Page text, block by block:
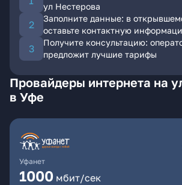
ул Нестерова
Заполните данные: в
оставьте контактную
Получите консультацию:
предложит лучшие тарифы
Провайдеры интернета на
в Уфе
Уфанет
1000 мбит/сек